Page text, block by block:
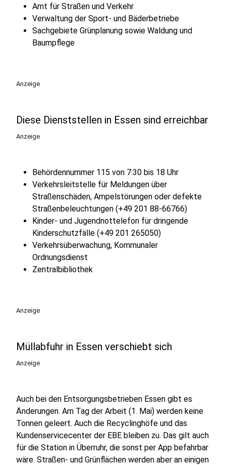
Amt für Straßen und Verkehr
Verwaltung der Sport- und Bäderbetriebe
Sachgebiete Grünplanung sowie Waldung und
Baumpflege
Anzeige
Diese Dienststellen in Essen sind erreichbar
Anzeige
Behördennummer 115 von 7:30 bis 18 Uhr
Verkehrsleitstelle für Meldungen über
Straßenschäden, Ampelstörungen oder defekte
Straßenbeleuchtungen (+49 201 88-66766)
Kinder- und Jugendnottelefon für dringende
Kinderschutzfälle (+49 201 265050)
Verkehrsüberwachung, Kommunaler
Ordnungsdienst
Zentralbibliothek
Anzeige
Müllabfuhr in Essen verschiebt sich
Anzeige
Auch bei den Entsorgungsbetrieben Essen gibt es
Änderungen. Am Tag der Arbeit (1. Mai) werden keine
Tonnen geleert. Auch die Recyclinghöfe und das
Kundenservicecenter der EBE bleiben zu. Das gilt auch
für die Station in Überruhr, die sonst per App befahrbar
wäre. Straßen- und Grünflächen werden aber an einigen